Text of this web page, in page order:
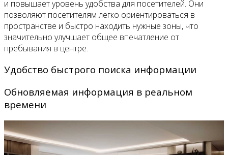
и повышает уровень удобства для посетителей. Они
позволяют посетителям легко ориентироваться в
пространстве и быстро находить нужные зоны, что
значительно улучшает общее впечатление от
пребывания в центре.
Удобство быстрого поиска информации
Обновляемая информация в реальном
времени